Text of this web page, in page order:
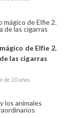
de Elfie 2.
las cigarras
de 10 años